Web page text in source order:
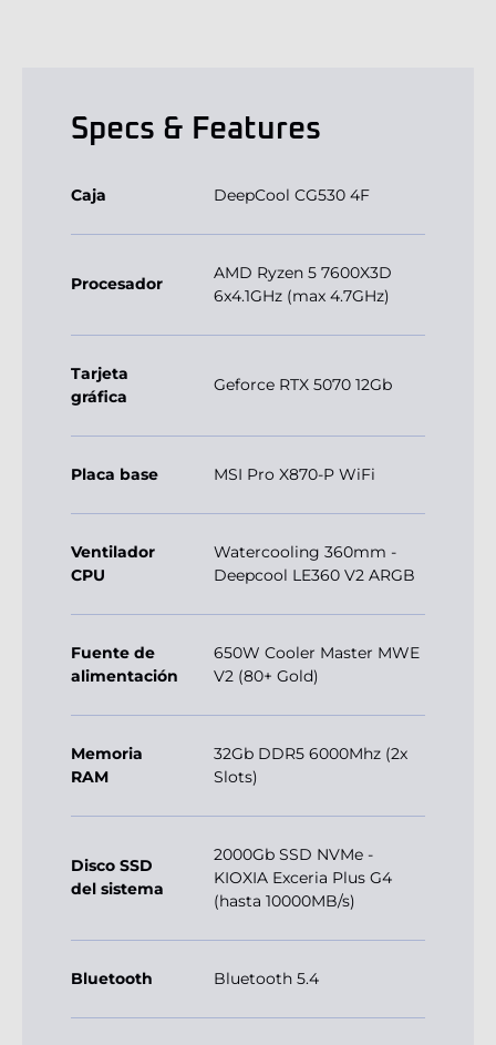
Specs & Features
Caja DeepCool CG530 4F
Procesador
AMD Ryzen 5 7600X3D
6x4.1GHz (max 4.7GHz)
Tarjeta
gráfica
Geforce RTX 5070 12Gb
Placa base MSI Pro X870-P WiFi
Ventilador
CPU
Watercooling 360mm -
Deepcool LE360 V2 ARGB
Fuente de
alimentación
650W Cooler Master MWE
V2 (80+ Gold)
Memoria
RAM
32Gb DDR5 6000Mhz (2x
Slots)
Disco SSD
del sistema
2000Gb SSD NVMe -
KIOXIA Exceria Plus G4
(hasta 10000MB/s)
Bluetooth Bluetooth 5.4